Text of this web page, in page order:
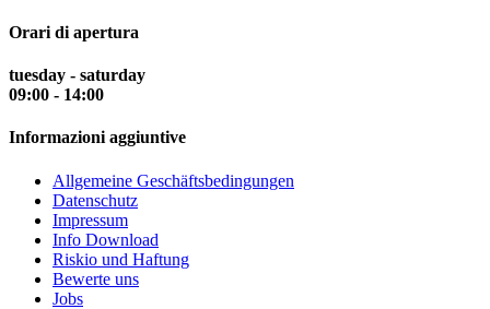
Orari di apertura
tuesday - saturday
09:00 - 14:00
Informazioni aggiuntive
Allgemeine Geschäftsbedingungen
Datenschutz
Impressum
Info Download
Riskio und Haftung
Bewerte uns
Jobs